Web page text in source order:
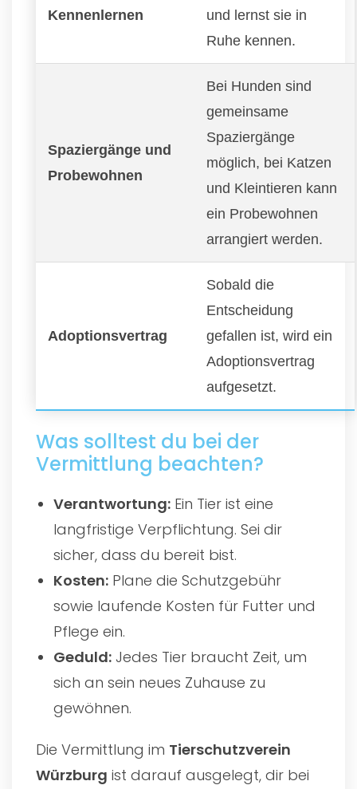
Kennenlernen
und lernst sie in
Ruhe kennen.
Spaziergänge und
Probewohnen
Bei Hunden sind
gemeinsame
Spaziergänge
möglich, bei Katzen
und Kleintieren kann
ein Probewohnen
arrangiert werden.
Adoptionsvertrag
Sobald die
Entscheidung
gefallen ist, wird ein
Adoptionsvertrag
aufgesetzt.
Was solltest du bei der
Vermittlung beachten?
Verantwortung: Ein Tier ist eine
langfristige Verpflichtung. Sei dir
sicher, dass du bereit bist.
Kosten: Plane die Schutzgebühr
sowie laufende Kosten für Futter und
Pflege ein.
Geduld: Jedes Tier braucht Zeit, um
sich an sein neues Zuhause zu
gewöhnen.
Die Vermittlung im Tierschutzverein
Würzburg ist darauf ausgelegt, dir bei